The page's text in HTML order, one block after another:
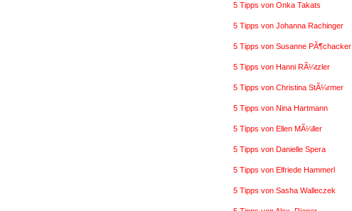
5 Tipps von Onka Takats
5 Tipps von Johanna Rachinger
5 Tipps von Susanne PÃ¶chacker
5 Tipps von Hanni RÃ¼tzler
5 Tipps von Christina StÃ¼rmer
5 Tipps von Nina Hartmann
5 Tipps von Ellen MÃ¼ller
5 Tipps von Danielle Spera
5 Tipps von Elfriede Hammerl
5 Tipps von Sasha Walleczek